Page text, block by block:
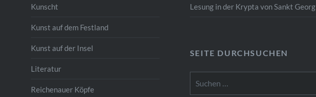
Kunscht
Kunst auf dem Festland
Kunst auf der Insel
Literatur
Reichenauer Köpfe
Lesung in der Krypta von Sankt Georg
SEITE DURCHSUCHEN
nach: